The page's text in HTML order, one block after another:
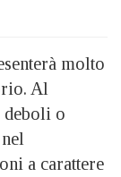
molto
Al
deboli o
a carattere